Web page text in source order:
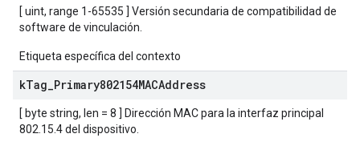
[ uint, range 1-65535 ] Versión secundaria de compatibilidad de
software de vinculación.
Etiqueta específica del contexto
kTag Primary802154MACAddress
[ byte string, len = 8 ] Dirección MAC para la interfaz principal
802.15.4 del dispositivo.